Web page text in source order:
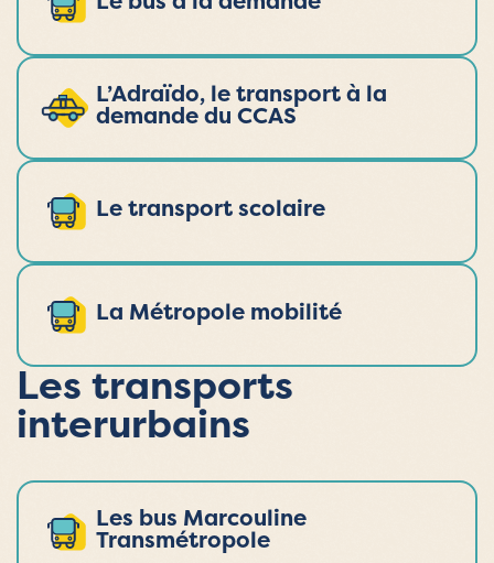
L’Adraïdo, le transport à la
demande du CCAS
Le transport scolaire
La Métropole mobilité
Les transports
interurbains
Les bus Marcouline
Transmétropole